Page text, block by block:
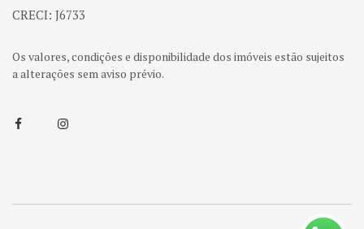
CRECI: J6733
Os valores, condições e disponibilidade dos imóveis estão sujeitos
a alterações sem aviso prévio.
FacebookInstagram